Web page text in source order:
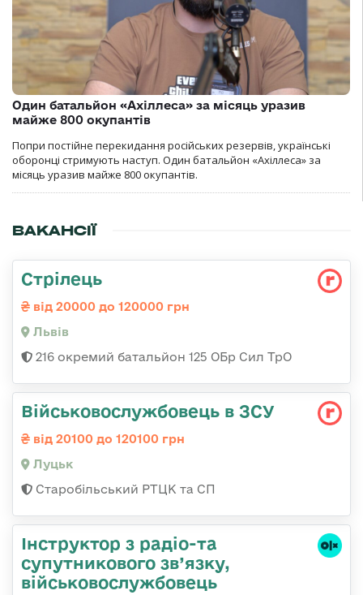
Один батальйон «Ахіллеса» за місяць уразив
майже 800 окупантів
Попри постійне перекидання російських резервів, українські
оборонці стримують наступ. Один батальйон «Ахіллеса» за
місяць уразив майже 800 окупантів.
ВАКАНСІЇ
Стрілець
від 20000 до 120000 грн
Львів
216 окремий батальйон 125 ОБр Сил ТрО
Військовослужбовець в ЗСУ
від 20100 до 120100 грн
Луцьк
Старобільський РТЦК та СП
Інструктор з радіо-та
супутникового зв’язку,
військовослужбовець